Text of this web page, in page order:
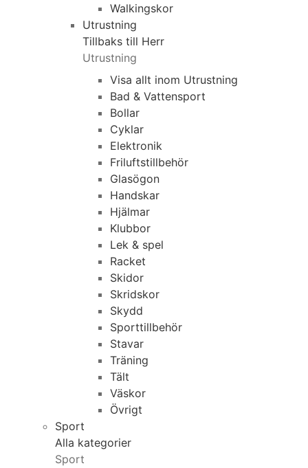
Walkingskor
Utrustning
Tillbaks till Herr
Utrustning
Visa allt inom Utrustning
Bad & Vattensport
Bollar
Cyklar
Elektronik
Friluftstillbehör
Glasögon
Handskar
Hjälmar
Klubbor
Lek & spel
Racket
Skidor
Skridskor
Skydd
Sporttillbehör
Stavar
Träning
Tält
Väskor
Övrigt
Sport
Alla kategorier
Sport